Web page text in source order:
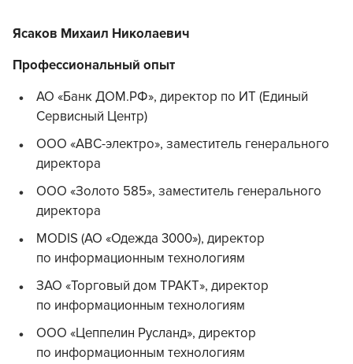
Ясаков Михаил Николаевич
Профессиональный опыт
АО «Банк ДОМ.РФ», директор по ИТ (Единый
Сервисный Центр)
ООО «АВС-электро», заместитель генерального
директора
ООО «Золото 585», заместитель генерального
директора
MODIS (АО «Одежда 3000»), директор
по информационным технологиям
ЗАО «Торговый дом ТРАКТ», директор
по информационным технологиям
ООО «Цеппелин Русланд», директор
по информационным технологиям